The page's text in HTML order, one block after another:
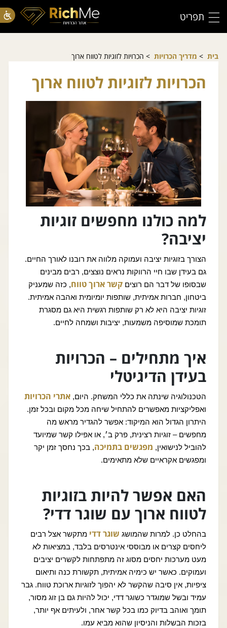
תפריט
בית > מדריך הכרויות > הכרויות לזוגיות לטווח ארוך
הכרויות לזוגיות לטווח ארוך
למה כולנו מחפשים זוגיות
יציבה?
הצורך בזוגיות יציבה ועמוקה מלווה את רובנו לאורך החיים.
גם בעידן שבו חיי הרווקות נראים נוצצים, רבים מבינים
שבסופו של דבר הם רוצים קשר ארוך טווח, כזה שמעניק
ביטחון, חברות אמיתית, שותפות יומיומית ואהבה אמיתית.
זוגיות יציבה היא לא רק שותפות רגשית היא גם מסגרת
תומכת שמוסיפה משמעות, יציבות ושמחה לחיים.
איך מתחילים – הכרויות
בעידן הדיגיטלי
הטכנולוגיה שינתה את כללי המשחק. היום, אתרי הכרויות
ואפליקציות מאפשרים להתחיל שיחה מכל מקום ובכל זמן.
היתרון הגדול הוא המיקוד: אפשר להגדיר מראש מה
מחפשים – זוגיות רצינית, פרק ב׳, או אפילו קשר שמיועד
להוביל לנישואין, מפגשים בתמיכה, בכך נחסך זמן יקר
ומפגשים אקראיים שלא מתאימים.
האם אפשר להיות בזוגיות
לטווח ארוך עם שוגר דדי?
בהחלט כן. למרות שהמושג שוגר דדי מתקשר אצל רבים
ליחסים קצרים או מבוססי אינטרסים בלבד, במציאות לא
מעט מערכות יחסים מסוג זה מתפתחות לקשרים יציבים
ועמוקים. כאשר יש כימיה אמיתית, תקשורת כנה ותיאום
ציפיות, אין סיבה שהקשר לא יהפוך לזוגיות ארוכת טווח. גבר
עמיד ובשל שמוגדר כשוגר דדי, יכול להיות גם בן זוג מסור,
תומך ואוהב בדיוק כמו בכל קשר אחר, ולעיתים אף יותר,
בזכות הבשלות והניסיון שהוא מביא עמו.